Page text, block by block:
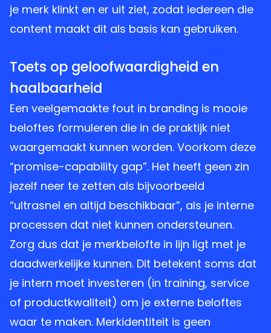
je merk klinkt en er uit ziet, zodat iedereen die
content maakt dit als basis kan gebruiken.
Toets op geloofwaardigheid en
haalbaarheid
Een veelgemaakte fout in branding is mooie
beloftes formuleren die in de praktijk niet
waargemaakt kunnen worden. Voorkom deze
“promise-capability gap”. Het heeft geen zin
jezelf neer te zetten als bijvoorbeeld
“ultrasnel en altijd beschikbaar”, als je interne
processen dat niet kunnen ondersteunen.
Zorg dus dat je merkbelofte in lijn ligt met je
daadwerkelijke kunnen. Dit betekent soms dat
je intern moet investeren (in training, service
of productkwaliteit) om je externe beloftes
waar te maken. Merkidentiteit is geen